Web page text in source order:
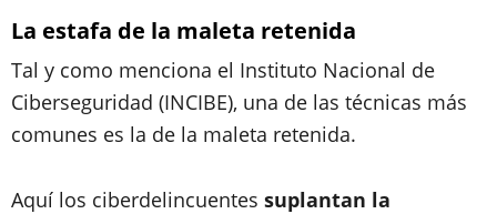
La estafa de la maleta retenida
Tal y como menciona el Instituto Nacional de
Ciberseguridad (INCIBE), una de las técnicas más
comunes es la de la maleta retenida.
Aquí los ciberdelincuentes suplantan la